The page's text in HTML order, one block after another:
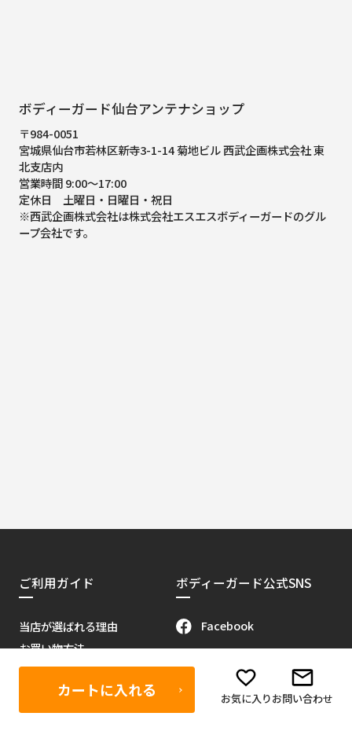
カートに入れる お気に入りお問い合わせ
ボディーガード仙台アンテナショップ
〒984-0051
宮城県仙台市若林区新寺3-1-14 菊地ビル 西武企画株式会社 東
北支店内
営業時間 9:00～17:00
定休日 土曜日・日曜日・祝日
※西武企画株式会社は株式会社エスエスボディーガードのグル
ープ会社です。
ご利用ガイド
当店が選ばれる理由
お買い物方法
会員特典について
販売代理店募集
当サイトについて
ボディーガード公式SNS
Facebook
X（旧Twitter）